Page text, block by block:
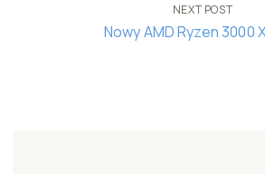
NEXT POST
Nowy AMD Ryzen 3000